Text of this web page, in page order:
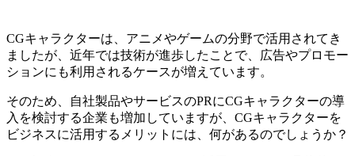
CGキャラクターは、アニメやゲームの分野で活用されてき
ましたが、近年では技術が進歩したことで、広告やプロモー
ションにも利用されるケースが増えています。
そのため、自社製品やサービスのPRにCGキャラクターの導
入を検討する企業も増加していますが、CGキャラクターを
ビジネスに活用するメリットには、何があるのでしょうか？